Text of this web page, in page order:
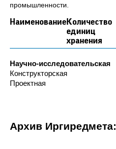
промышленности.
НаименованиеКоличество
единиц
хранения
Научно-исследовательская
Конструкторская
Проектная
Архив Иргиредмета: